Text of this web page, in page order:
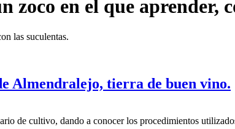
zoco en el que aprender,
las suculentas.
Almendralejo, tierra de buen vino.
de cultivo, dando a conocer los procedimientos